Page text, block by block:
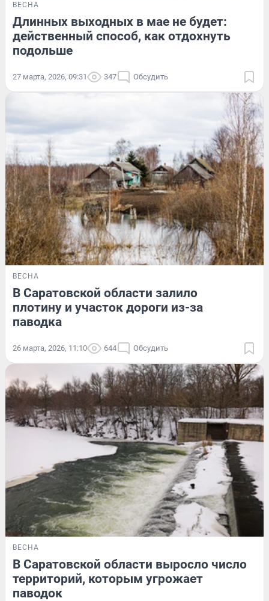
ВЕСНА
Длинных выходных в мае не будет:
действенный способ, как отдохнуть
подольше
27 марта, 2026, 09:31 347 Обсудить
ВЕСНА
В Саратовской области залило
плотину и участок дороги из-за
паводка
26 марта, 2026, 11:10 644 Обсудить
ВЕСНА
В Саратовской области выросло число
территорий, которым угрожает
паводок